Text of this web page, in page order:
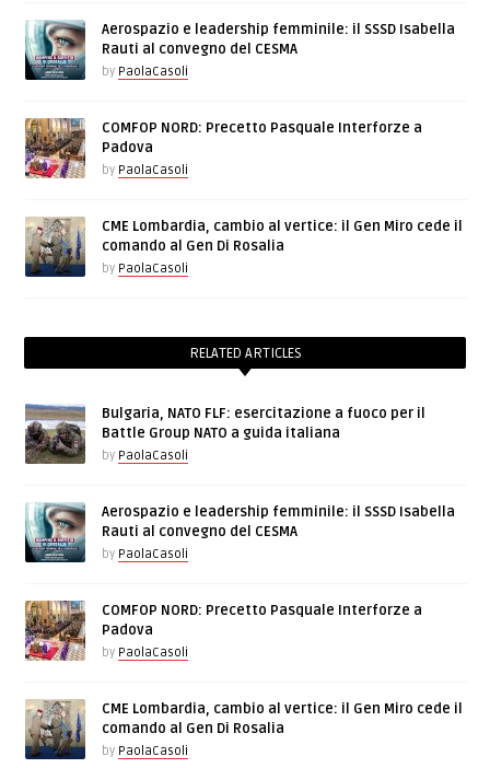
Aerospazio e leadership femminile: il SSSD Isabella
Rauti al convegno del CESMA
by PaolaCasoli
COMFOP NORD: Precetto Pasquale Interforze a
Padova
by PaolaCasoli
CME Lombardia, cambio al vertice: il Gen Miro cede il
comando al Gen Di Rosalia
by PaolaCasoli
RELATED ARTICLES
Bulgaria, NATO FLF: esercitazione a fuoco per il
Battle Group NATO a guida italiana
by PaolaCasoli
Aerospazio e leadership femminile: il SSSD Isabella
Rauti al convegno del CESMA
by PaolaCasoli
COMFOP NORD: Precetto Pasquale Interforze a
Padova
by PaolaCasoli
CME Lombardia, cambio al vertice: il Gen Miro cede il
comando al Gen Di Rosalia
by PaolaCasoli